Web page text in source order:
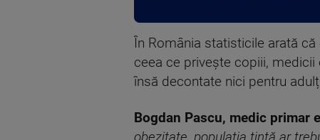
În România statisticile arată
ceea ce privește copiii,
însă decontate nici pentru
Bogdan Pascu, medic primar